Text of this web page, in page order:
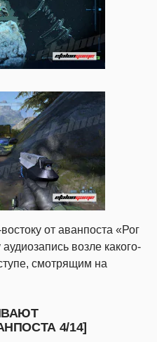
от аванпоста «Рог
возле какого-
смотрящим на
4/14]